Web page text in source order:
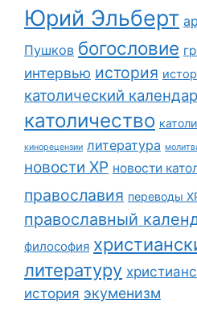
Юрий Эльберт
Пушков богословие
интервью история
католический
католичество
кинорецензии литература
новости ХР новости
православия переводы
православный
философия
литературу
история экуменизм